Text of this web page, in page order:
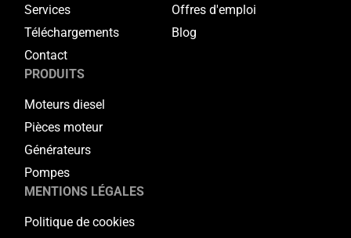
Services
Offres d'emploi
Téléchargements
Blog
Contact
PRODUITS
Moteurs diesel
Pièces moteur
Générateurs
Pompes
MENTIONS LÉGALES
Politique de cookies